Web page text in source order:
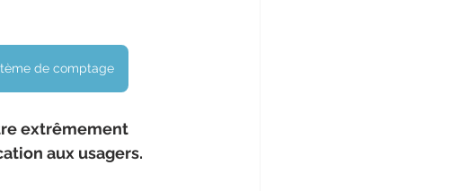
de comptage
extrêmement
aux usagers.